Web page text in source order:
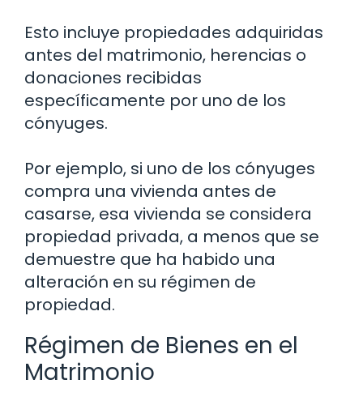
Esto incluye propiedades adquiridas
antes del matrimonio, herencias o
donaciones recibidas
específicamente por uno de los
cónyuges.
Por ejemplo, si uno de los cónyuges
compra una vivienda antes de
casarse, esa vivienda se considera
propiedad privada, a menos que se
demuestre que ha habido una
alteración en su régimen de
propiedad.
Régimen de Bienes en el
Matrimonio